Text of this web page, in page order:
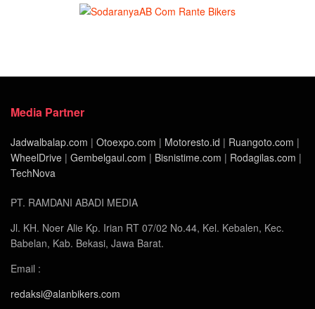
Media Partner
Jadwalbalap.com | Otoexpo.com | Motoresto.id | Ruangoto.com |
WheelDrive | Gembelgaul.com | Bisnistime.com | Rodagilas.com |
TechNova
PT. RAMDANI ABADI MEDIA
Jl. KH. Noer Alie Kp. Irian RT 07/02 No.44, Kel. Kebalen, Kec.
Babelan, Kab. Bekasi, Jawa Barat.
Email :
redaksi@alanbikers.com